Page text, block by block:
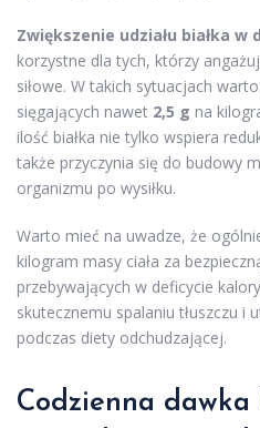
Zwiększenie udziału białka w
korzystne dla tych, którzy
siłowe. W takich sytuacjach
sięgających nawet 2,5 g na
ilość białka nie tylko wspiera
także przyczynia się do budowy
organizmu po wysiłku.
Warto mieć na uwadze, że
kilogram masy ciała za
przebywających w deficycie
skutecznemu spalaniu tłuszczu i
podczas diety odchudzającej.
Codzienna dawka